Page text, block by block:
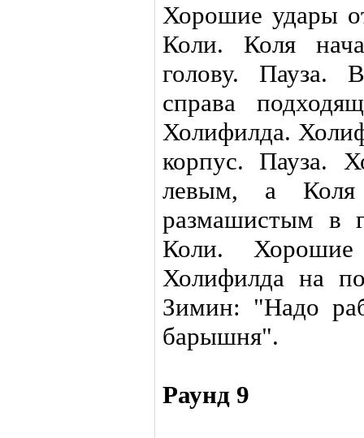
Хорошие удары
Коли. Коля
голову. Пауза.
справа
Холифилда.
корпус. Пауза.
левым, а Коля
размашистым в
Коли.
Холифилда на
Зимин: "Надо
барышня".
Раунд 9